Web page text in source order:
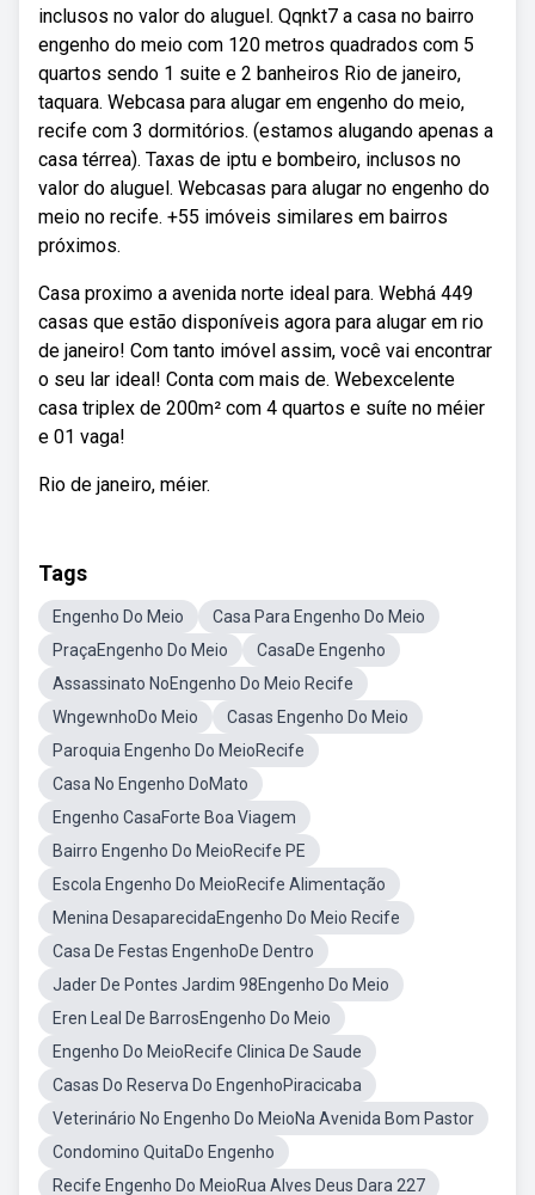
inclusos no valor do aluguel. Qqnkt7 a casa no bairro
engenho do meio com 120 metros quadrados com 5
quartos sendo 1 suite e 2 banheiros Rio de janeiro,
taquara. Webcasa para alugar em engenho do meio,
recife com 3 dormitórios. (estamos alugando apenas a
casa térrea). Taxas de iptu e bombeiro, inclusos no
valor do aluguel. Webcasas para alugar no engenho do
meio no recife. +55 imóveis similares em bairros
próximos.
Casa proximo a avenida norte ideal para. Webhá 449
casas que estão disponíveis agora para alugar em rio
de janeiro! Com tanto imóvel assim, você vai encontrar
o seu lar ideal! Conta com mais de. Webexcelente
casa triplex de 200m² com 4 quartos e suíte no méier
e 01 vaga!
Rio de janeiro, méier.
Tags
Engenho Do Meio
Casa Para Engenho Do Meio
PraçaEngenho Do Meio
CasaDe Engenho
Assassinato NoEngenho Do Meio Recife
WngewnhoDo Meio
Casas Engenho Do Meio
Paroquia Engenho Do MeioRecife
Casa No Engenho DoMato
Engenho CasaForte Boa Viagem
Bairro Engenho Do MeioRecife PE
Escola Engenho Do MeioRecife Alimentação
Menina DesaparecidaEngenho Do Meio Recife
Casa De Festas EngenhoDe Dentro
Jader De Pontes Jardim 98Engenho Do Meio
Eren Leal De BarrosEngenho Do Meio
Engenho Do MeioRecife Clinica De Saude
Casas Do Reserva Do EngenhoPiracicaba
Veterinário No Engenho Do MeioNa Avenida Bom Pastor
Condomino QuitaDo Engenho
Recife Engenho Do MeioRua Alves Deus Dara 227